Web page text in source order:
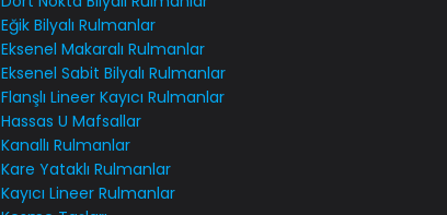
Eğik Bilyalı Rulmanlar
Eksenel Makaralı Rulmanlar
Eksenel Sabit Bilyalı Rulmanlar
Flanşlı Lineer Kayıcı Rulmanlar
Hassas U Mafsallar
Kanallı Rulmanlar
Kare Yataklı Rulmanlar
Kayıcı Lineer Rulmanlar